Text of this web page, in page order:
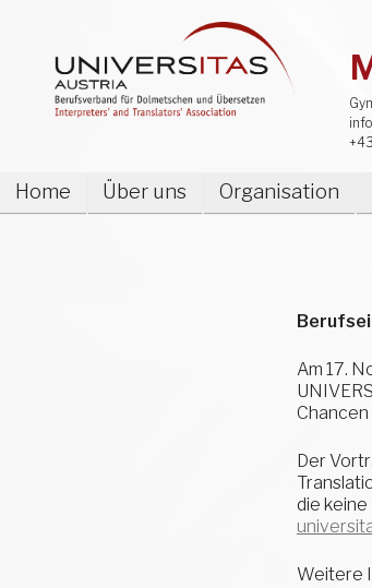
Home Über uns Organisation
Am 17.
Chancen
Der
die keine
Weitere